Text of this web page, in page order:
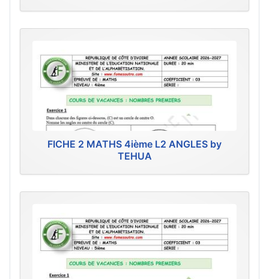
FICHE 2 MATHS 4ième L2 ANGLES by
TEHUA